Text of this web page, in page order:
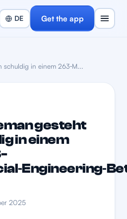
Get the app
schuldig in einem 263‑M...
gesteht
in einem
2025